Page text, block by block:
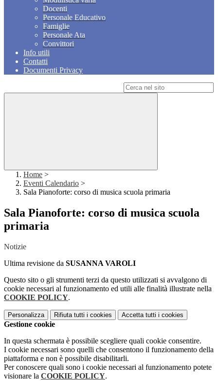
Docenti
Personale Educativo
Famiglie
Personale Ata
Convittori
Info utili
Contatti
Documenti Privacy
Home >
Eventi Calendario >
Sala Pianoforte: corso di musica scuola primaria
Sala Pianoforte: corso di musica scuola
primaria
Notizie
Ultima revisione da SUSANNA VAROLI
Questo sito o gli strumenti terzi da questo utilizzati si avvalgono di
cookie necessari al funzionamento ed utili alle finalità illustrate nella
COOKIE POLICY.
Personalizza Rifiuta tutti i cookies Accetta tutti i cookies
Gestione cookie
In questa schermata è possibile scegliere quali cookie consentire.
I cookie necessari sono quelli che consentono il funzionamento della
piattaforma e non è possibile disabilitarli.
Per conoscere quali sono i cookie necessari al funzionamento potete
visionare la COOKIE POLICY.